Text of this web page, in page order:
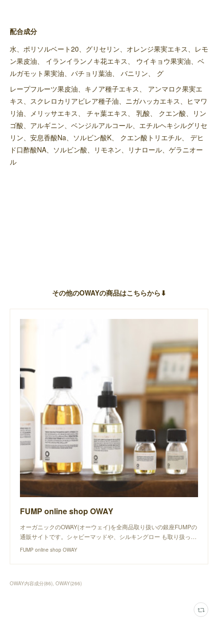
配合成分
水、ポリソルベート20、グリセリン、オレンジ果実エキス、レモ
ン果皮油、 イランイランノキ花エキス、 ウイキョウ果実油、ベ
ルガモット果実油、パチョリ葉油、 バニリン、 グ
レープフルーツ果皮油、キノア種子エキス、 アンマロク果実エ
キス、スクレロカリアビレア種子油、ニガハッカエキス、ヒマワ
リ油、メリッサエキス、 チャ葉エキス、 乳酸、 クエン酸、リン
ゴ酸、アルギニン、ベンジルアルコール、エチルヘキシルグリセ
リン、安息香酸Na、ソルビン酸K、 クエン酸トリエチル、 デヒ
ド口酢酸NA、ソルビン酸、リモネン、リナロール、ゲラニオー
ル
その他のOWAYの商品はこちらから⬇︎
FUMP online shop OWAY
オーガニックのOWAY(オーウェイ)を全商品取り扱いの銀座FUMPの
通販サイトです。シャビーマッドや、シルキングロー も取り扱っ…
FUMP online shop OWAY
OWAY内容成分(86) OWAY(266)